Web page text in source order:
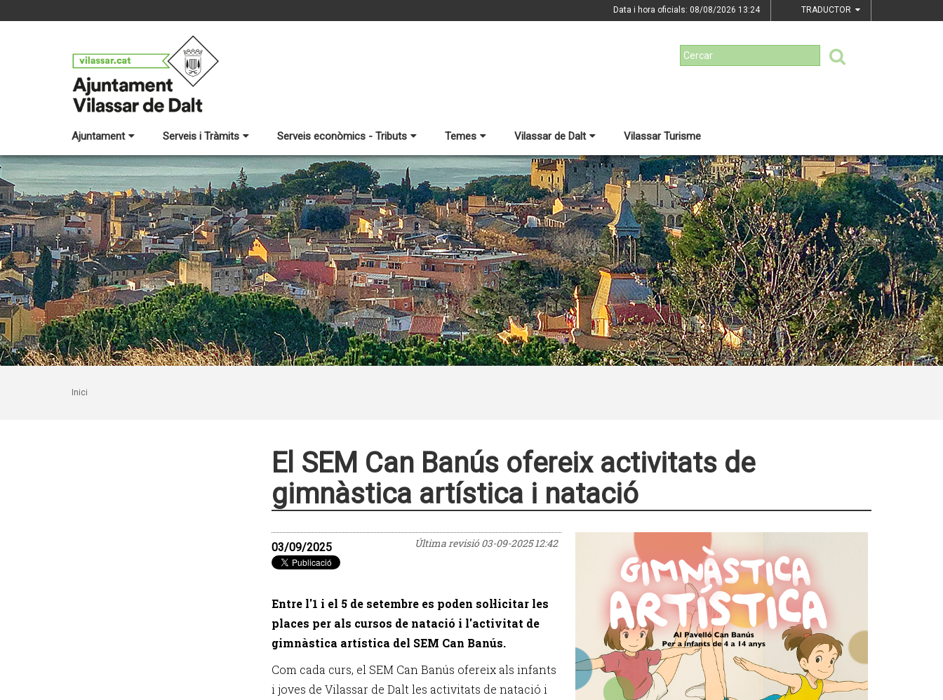
Data i hora oficials: 08/08/2026 13:24 TRADUCTOR
Ajuntament Serveis i Tràmits Serveis econòmics - Tributs Temes Vilassar de Dalt Vilassar Turisme
Inici
El SEM Can Banús ofereix activitats de
gimnàstica artística i natació
Última revisió03-09-2025 12:42
03/09/2025
Entre l'1 i el 5 de setembre es poden sol·licitar les
places per als cursos de natació i l'activitat de
gimnàstica artística del SEM Can Banús.
Com cada curs, el SEM Can Banús ofereix als infants
i joves de Vilassar de Dalt les activitats de natació i